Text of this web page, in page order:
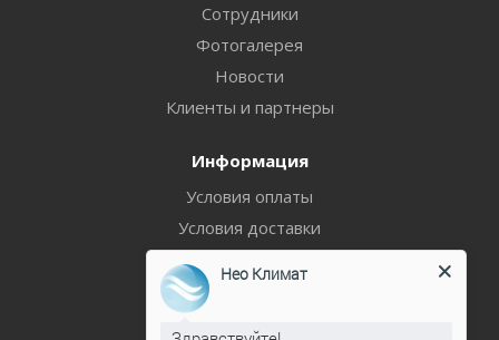
Сотрудники
Фотогалерея
Новости
Клиенты и партнеры
Информация
Условия оплаты
Условия доставки
Гарантия на товар
Нео Климат